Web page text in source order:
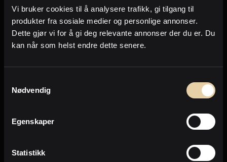
Vi bruker cookies til å analysere trafikk, gi tilgang til
produkter fra sosiale medier og personlige annonser.
Dette gjør vi for å gi deg relevante annonser der du er. Du
kan når som helst endre dette senere.
Nødvendig
Egenskaper
Statistikk
Personvern